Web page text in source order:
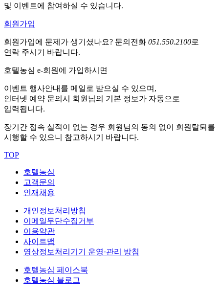
및 이벤트에 참여하실 수 있습니다.
회원가입
회원가입에 문제가 생기셨나요? 문의전화 051.550.2100로
연락 주시기 바랍니다.
호텔농심 e-회원에 가입하시면
이벤트 행사안내를 메일로 받으실 수 있으며,
인터넷 예약 문의시 회원님의 기본 정보가 자동으로
입력됩니다.
장기간 접속 실적이 없는 경우 회원님의 동의 없이 회원탈퇴를
시행할 수 있으니 참고하시기 바랍니다.
TOP
호텔농심
고객문의
인재채용
개인정보처리방침
이메일무단수집거부
이용약관
사이트맵
영상정보처리기기 운영·관리 방침
호텔농심 페이스북
호텔농심 블로그